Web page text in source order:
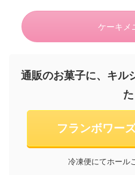
ケーキメ
通販のお菓子に、キル
た
フランボワー
冷凍便にてホール